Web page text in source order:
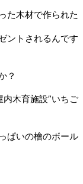
た木材で作られた
ントされるんです
？
木育施設”いちご
ぱいの檜のボール